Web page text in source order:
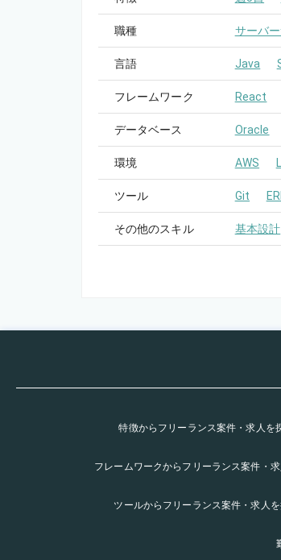
職種 サーバ
言語 Java
フレームワーク React
データベース Oracle
環境 AWS
ツール Git
その他のスキル 基本設計
特徴からフリーランス案件・求人を
フレームワークからフリーランス案件・
ツールからフリーランス案件・求人